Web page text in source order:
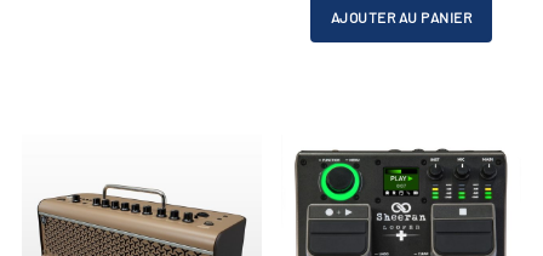
CHF 600.00.AJOUTER AU PANIER